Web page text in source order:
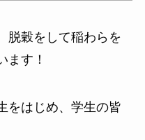
脱穀をして稲わらを
ます！
をはじめ、学生の皆